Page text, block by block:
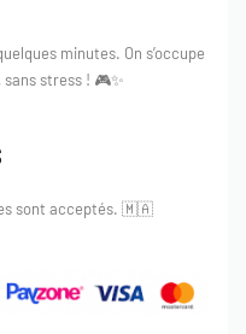
minutes. On s’occupe
stress ! 🎮✨
sont acceptés. 🇲🇦